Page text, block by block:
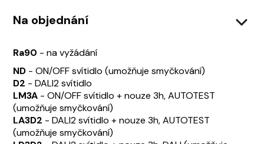
Na objednání
Ra90 - na vyžádání
ND - ON/OFF svítidlo (umožňuje smyčkování)
D2 - DALI2 svítidlo
LM3A - ON/OFF svítidlo + nouze 3h, AUTOTEST
(umožňuje smyčkování)
LA3D2 - DALI2 svítidlo + nouze 3h, AUTOTEST
(umožňuje smyčkování)